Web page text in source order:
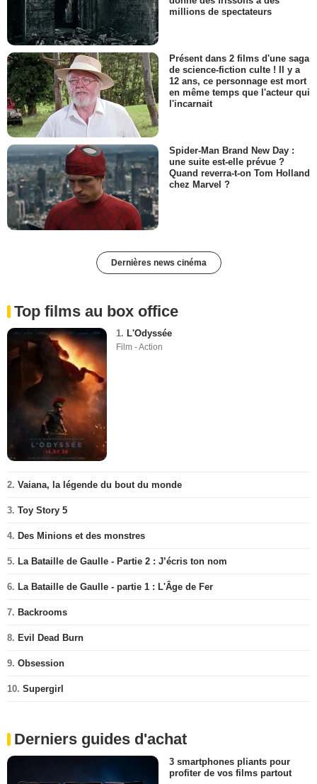
millions de spectateurs
Présent dans 2 films d'une saga
de science-fiction culte ! Il y a
12 ans, ce personnage est mort
en même temps que l'acteur qui
l'incarnait
Spider-Man Brand New Day :
une suite est-elle prévue ?
Quand reverra-t-on Tom Holland
chez Marvel ?
Dernières news cinéma
Top films au box office
1. L'Odyssée
Film - Action
2. Vaiana, la légende du bout du monde
3. Toy Story 5
4. Des Minions et des monstres
5. La Bataille de Gaulle - Partie 2 : J’écris ton nom
6. La Bataille de Gaulle - partie 1 : L'Âge de Fer
7. Backrooms
8. Evil Dead Burn
9. Obsession
10. Supergirl
Derniers guides d'achat
3 smartphones pliants pour
profiter de vos films partout